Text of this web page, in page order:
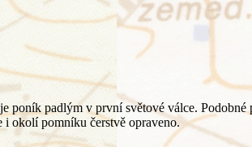
poník padlým v první světové válce.
i okolí pomníku čerstvě opraveno.